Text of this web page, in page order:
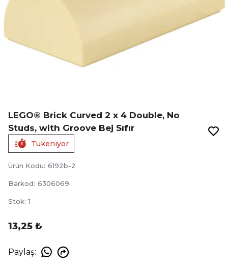
LEGO® Brick Curved 2 x 4 Double, No
Studs, with Groove Bej Sıfır
Tükeniyor
Ürün Kodu: 6192b-2
Barkod: 6306069
Stok: 1
13,25 ₺
Paylaş: